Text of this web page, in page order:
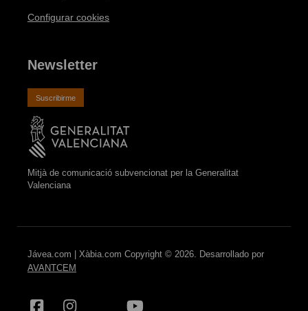
Configurar cookies
Newsletter
Suscribirme
Mitjà de comunicació subvencionat per la Generalitat
Valenciana
Jávea.com | Xàbia.com Copyright © 2026. Desarrollado por
AVANTCEM